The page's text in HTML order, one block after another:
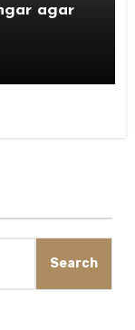
agar
Search